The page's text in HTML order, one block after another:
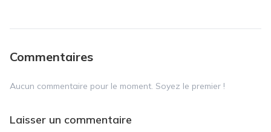
Commentaires
Aucun commentaire pour le moment. Soyez le premier !
Laisser un commentaire